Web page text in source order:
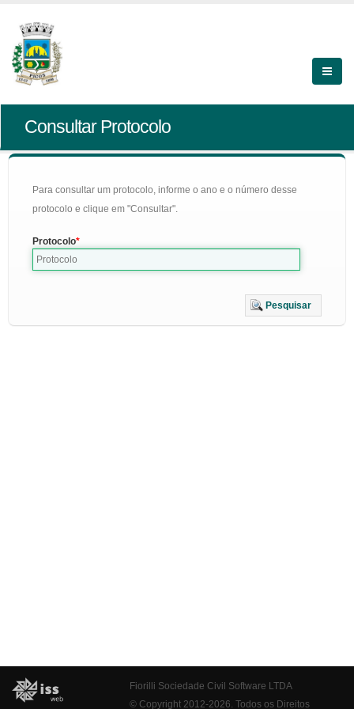
Consultar Protocolo
Para consultar um protocolo, informe o ano e o número desse
protocolo e clique em "Consultar".
Protocolo
Pesquisar
Fiorilli Sociedade Civil Software LTDA
© Copyright 2012-2026. Todos os Direitos